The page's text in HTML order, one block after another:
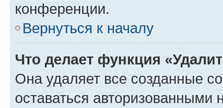
конференции.
Вернуться к началу
Что делает функция
Она удаляет все созданные
оставаться авторизованными